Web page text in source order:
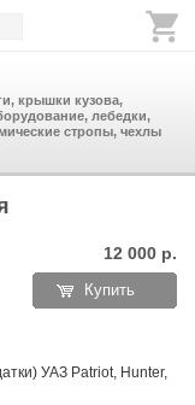
крышки кузова,
лебедки,
стропы, чехлы
12 000 р.
Купить
УАЗ Patriot, Hunter,